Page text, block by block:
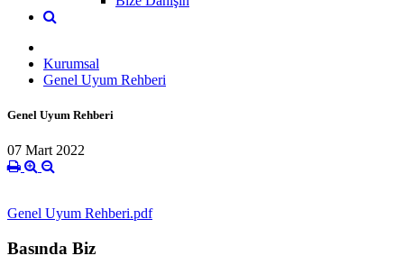
Kurumsal
Genel Uyum Rehberi
Genel Uyum Rehberi
07 Mart 2022
Genel Uyum Rehberi.pdf
Basında Biz